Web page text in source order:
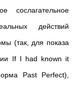
действий
(так, для показа
If I had known it
Past Perfect),